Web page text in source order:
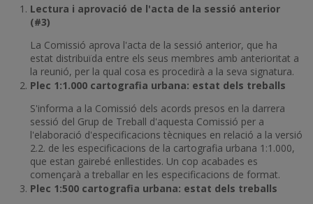
Lectura i aprovació de l'acta de la sessió anterior
(#3)
La Comissió aprova l'acta de la sessió anterior, que ha
estat distribuïda entre els seus membres amb anterioritat a
la reunió, per la qual cosa es procedirà a la seva signatura.
Plec 1:1.000 cartografia urbana: estat dels treballs
S'informa a la Comissió dels acords presos en la darrera
sessió del Grup de Treball d'aquesta Comissió per a
l'elaboració d'especificacions tècniques en relació a la versió
2.2. de les especificacions de la cartografia urbana 1:1.000,
que estan gairebé enllestides. Un cop acabades es
començarà a treballar en les especificacions de format.
Plec 1:500 cartografia urbana: estat dels treballs